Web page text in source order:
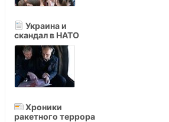
Украина и
скандал в НАТО
Хроники
ракетного террора